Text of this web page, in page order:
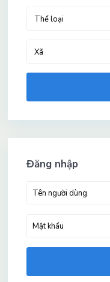
Thể loại
Xã
Đăng nhập